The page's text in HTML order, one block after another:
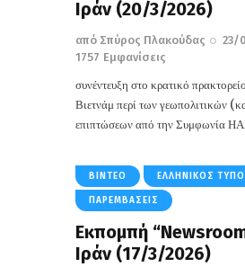
Ιράν (20/3/2026)
από Σπύρος Πλακούδας
23/
1757 Εμφανίσεις
συνέντευξη στο κρατικό
Βιετνάμ περί των γεωπολιτικών
επιπτώσεων από την Συμφωνία
ΒΊΝΤΕΟ ΕΛΛΗΝΙΚΌΣ
ΠΑΡΕΜΒΆΣΕΙΣ
Εκπομπή
Ιράν (17/3/2026)